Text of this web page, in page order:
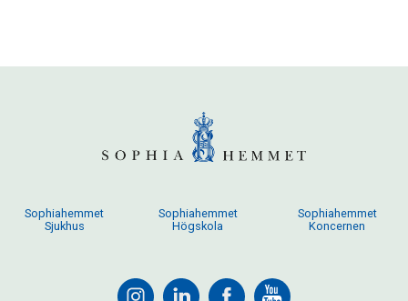
Sophiahemmet
Sjukhus
Sophiahemmet
Högskola
Sophiahemmet
Koncernen